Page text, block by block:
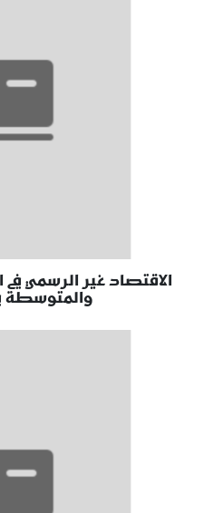
الاقتصاد غير الرسمي
والمتوسطة